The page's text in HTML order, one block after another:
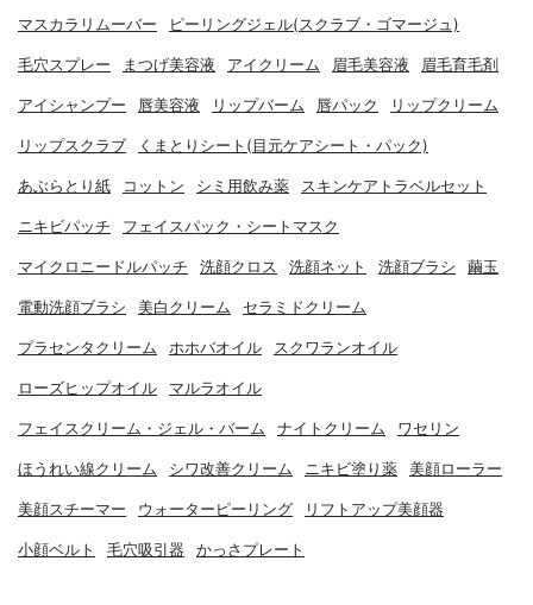
マスカラリムーバー ピーリングジェル(スクラブ・ゴマージュ)
毛穴スプレー まつげ美容液 アイクリーム 眉毛美容液 眉毛育毛剤
アイシャンプー 唇美容液 リップバーム 唇パック リップクリーム
リップスクラブ くまとりシート(目元ケアシート・パック)
あぶらとり紙 コットン シミ用飲み薬 スキンケアトラベルセット
ニキビパッチ フェイスパック・シートマスク
マイクロニードルパッチ 洗顔クロス 洗顔ネット 洗顔ブラシ 繭玉
電動洗顔ブラシ 美白クリーム セラミドクリーム
プラセンタクリーム ホホバオイル スクワランオイル
ローズヒップオイル マルラオイル
フェイスクリーム・ジェル・バーム ナイトクリーム ワセリン
ほうれい線クリーム シワ改善クリーム ニキビ塗り薬 美顔ローラー
美顔スチーマー ウォーターピーリング リフトアップ美顔器
小顔ベルト 毛穴吸引器 かっさプレート